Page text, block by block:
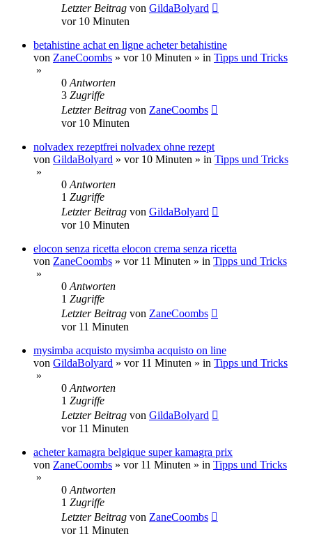
Letzter Beitrag von GildaBolyard
vor 10 Minuten
betahistine achat en ligne acheter betahistine
von ZaneCoombs » vor 10 Minuten » in Tipps und Tricks
»
0 Antworten
3 Zugriffe
Letzter Beitrag von ZaneCoombs
vor 10 Minuten
nolvadex rezeptfrei nolvadex ohne rezept
von GildaBolyard » vor 10 Minuten » in Tipps und Tricks
»
0 Antworten
1 Zugriffe
Letzter Beitrag von GildaBolyard
vor 10 Minuten
elocon senza ricetta elocon crema senza ricetta
von ZaneCoombs » vor 11 Minuten » in Tipps und Tricks
»
0 Antworten
1 Zugriffe
Letzter Beitrag von ZaneCoombs
vor 11 Minuten
mysimba acquisto mysimba acquisto on line
von GildaBolyard » vor 11 Minuten » in Tipps und Tricks
»
0 Antworten
1 Zugriffe
Letzter Beitrag von GildaBolyard
vor 11 Minuten
acheter kamagra belgique super kamagra prix
von ZaneCoombs » vor 11 Minuten » in Tipps und Tricks
»
0 Antworten
1 Zugriffe
Letzter Beitrag von ZaneCoombs
vor 11 Minuten